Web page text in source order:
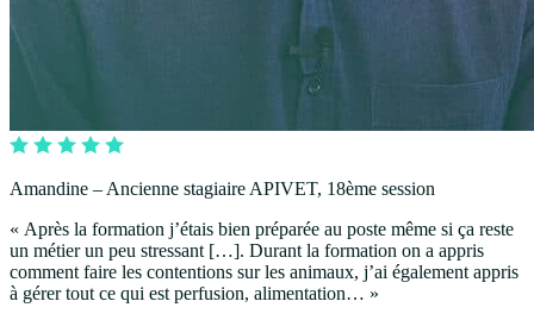
Amandine – Ancienne stagiaire APIVET, 18ème session
« Après la formation j’étais bien préparée au poste même si ça reste
un métier un peu stressant […]. Durant la formation on a appris
comment faire les contentions sur les animaux, j’ai également appris
à gérer tout ce qui est perfusion, alimentation… »